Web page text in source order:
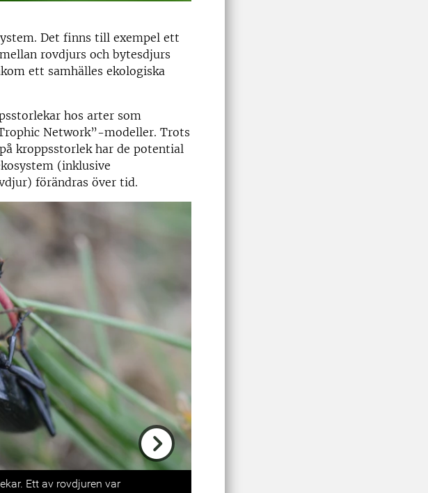
Det finns till exempel ett
rovdjurs och bytesdjurs
ett samhälles ekologiska
hos arter som
Network”-modeller. Trots
kroppsstorlek har de potential
(inklusive
förändras över tid.
Ett av rovdjuren var